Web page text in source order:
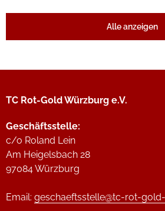
Alle anzeigen
TC Rot-Gold Würzburg e.V.
Geschäftsstelle:
c/o Roland Lein
Am Heigelsbach 28
97084 Würzburg
Email: geschaeftsstelle@tc-rot-